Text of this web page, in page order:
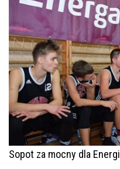
Sopot za mocny dla Energi